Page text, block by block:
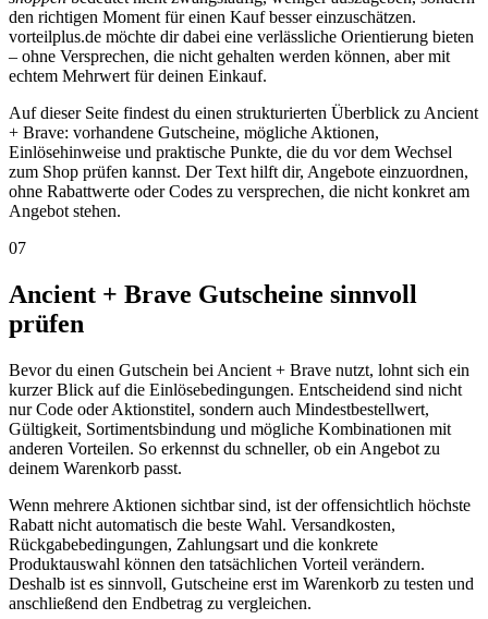
den richtigen Moment für einen Kauf besser einzuschätzen.
vorteilplus.de möchte dir dabei eine verlässliche Orientierung bieten
– ohne Versprechen, die nicht gehalten werden können, aber mit
echtem Mehrwert für deinen Einkauf.
Auf dieser Seite findest du einen strukturierten Überblick zu Ancient
+ Brave: vorhandene Gutscheine, mögliche Aktionen,
Einlösehinweise und praktische Punkte, die du vor dem Wechsel
zum Shop prüfen kannst. Der Text hilft dir, Angebote einzuordnen,
ohne Rabattwerte oder Codes zu versprechen, die nicht konkret am
Angebot stehen.
07
Ancient + Brave Gutscheine sinnvoll
prüfen
Bevor du einen Gutschein bei Ancient + Brave nutzt, lohnt sich ein
kurzer Blick auf die Einlösebedingungen. Entscheidend sind nicht
nur Code oder Aktionstitel, sondern auch Mindestbestellwert,
Gültigkeit, Sortimentsbindung und mögliche Kombinationen mit
anderen Vorteilen. So erkennst du schneller, ob ein Angebot zu
deinem Warenkorb passt.
Wenn mehrere Aktionen sichtbar sind, ist der offensichtlich höchste
Rabatt nicht automatisch die beste Wahl. Versandkosten,
Rückgabebedingungen, Zahlungsart und die konkrete
Produktauswahl können den tatsächlichen Vorteil verändern.
Deshalb ist es sinnvoll, Gutscheine erst im Warenkorb zu testen und
anschließend den Endbetrag zu vergleichen.